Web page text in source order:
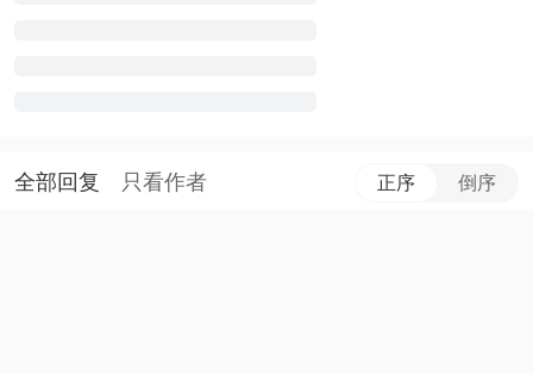
全部回复 只看作者 正序 倒序